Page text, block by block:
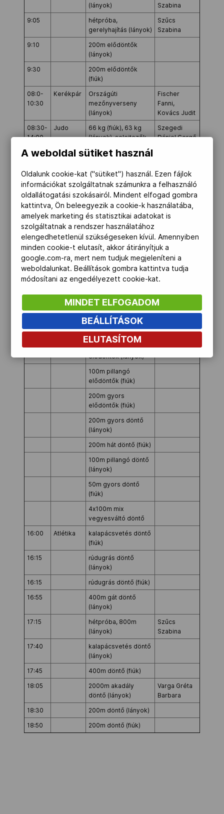
(lányok)
Szabina
9:05
hétpróba,
gerelyhajítás (lányok)
Szűcs
Szabina
9:10
200m elődöntők
(lányok)
9:30
200m elődöntők
(fiúk)
08:0-
10:30
Kerékpár
Országúti
mezőnyverseny
(lányok)
Fischer
Fanni,
Kovács Judit
08:30-
14:00
Judo
66 kg (fiúk), 63 kg
(lányok), selejtezők,
Szegedi
Dániel Gergő
10:00-
12:15
Torna
egyéni összetett
(fiúk)
10:00-
13:00
Tenisz
fiú és lány páros,
elődöntők
14:00-
16:15
Torna
egyéni összetett
(lányok)
14:30-
16:00
66 kg (fiúk), 63 kg
(lányok), döntők
15:00-
Kerékpár
Országúti
Mészáros
Szijártó
Zétény
18:00
50m gyors
elődöntők (fiúk)
200m vegyes
elődöntők (lányok)
100m pillangó
elődöntők (fiúk)
200m gyors
elődöntők (fiúk)
200m gyors döntő
(lányok)
200m hát döntő (fiúk)
100m pillangó döntő
(lányok)
50m gyors döntő
(fiúk)
4x100m mix
vegyesváltó döntő
16:00
Atlétika
kalapácsvetés döntő
(fiúk)
16:15
rúdugrás döntő
(lányok)
16:15
rúdugrás döntő (fiúk)
16:55
400m gát döntő
(lányok)
17:15
hétpróba, 800m
(lányok)
Szűcs
Szabina
17:40
kalapácsvetés döntő
(lányok)
17:45
400m döntő (fiúk)
18:05
2000m akadály
döntő (lányok)
Varga Gréta
Barbara
18:30
200m döntő (lányok)
18:50
200m döntő (fiúk)
A weboldal sütiket használ
Oldalunk cookie-kat ("sütiket") használ. Ezen fájlok
információkat szolgáltatnak számunkra a felhasználó
oldallátogatási szokásairól. Mindent elfogad gombra
kattintva, Ön beleegyezik a cookie-k használatába,
amelyek marketing és statisztikai adatokat is
szolgáltatnak a rendszer használatához
elengedhetetlenül szükségeseken kívül. Amennyiben
minden cookie-t elutasít, akkor átirányítjuk a
google.com-ra, mert nem tudjuk megjeleníteni a
weboldalunkat. Beállítások gombra kattintva tudja
módosítani az engedélyezett cookie-kat.
MINDET ELFOGADOM
BEÁLLÍTÁSOK
ELUTASÍTOM